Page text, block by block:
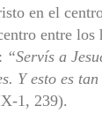
en el
entre los
“Servís a
Y esto es
1, 239).